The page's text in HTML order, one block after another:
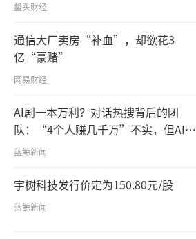
鳌头财经
通信大厂卖房“补血”，却欲花3
亿“豪赌”
网易财经
AI剧一本万利？对话热搜背后的团
队：“4个人赚几千万”不实，但AI演
员确实能带货了
蓝鲸新闻
宇树科技发行价定为150.80元/股
蓝鲸新闻